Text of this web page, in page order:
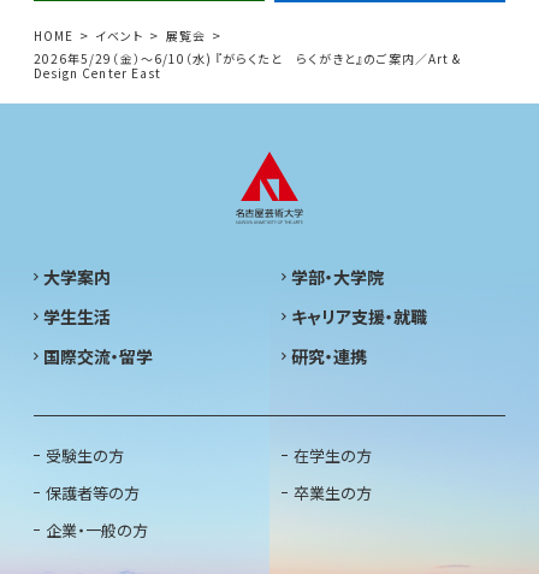
HOME イベント
展覧会
2026年5/29（金）〜6/10（水) 『がらくたと らくがきと』のご案内／Art &
Design Center East
大学案内
学部・大学院
学生生活
キャリア支援・就職
国際交流・留学
研究・連携
受験生の方
在学生の方
保護者等の方
卒業生の方
企業・一般の方